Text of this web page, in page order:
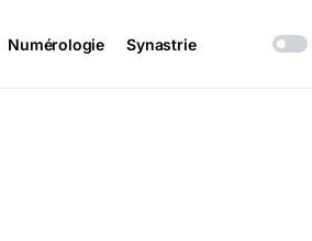
Numérologie Synastrie